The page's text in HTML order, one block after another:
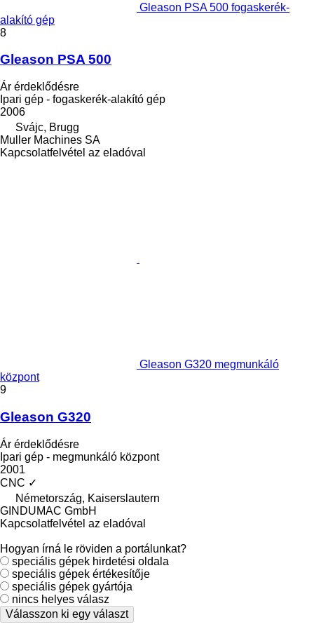
Gleason PSA 500 fogaskerék-
alakító gép
8
Gleason PSA 500
Ár érdeklődésre
Ipari gép - fogaskerék-alakító gép
2006
Svájc, Brugg
Muller Machines SA
Kapcsolatfelvétel az eladóval
Gleason G320 megmunkáló
központ
9
Gleason G320
Ár érdeklődésre
Ipari gép - megmunkáló központ
2001
CNC ✓
Németország, Kaiserslautern
GINDUMAC GmbH
Kapcsolatfelvétel az eladóval
Hogyan írná le röviden a portálunkat?
speciális gépek hirdetési oldala
speciális gépek értékesítője
speciális gépek gyártója
nincs helyes válasz
Válasszon ki egy választ